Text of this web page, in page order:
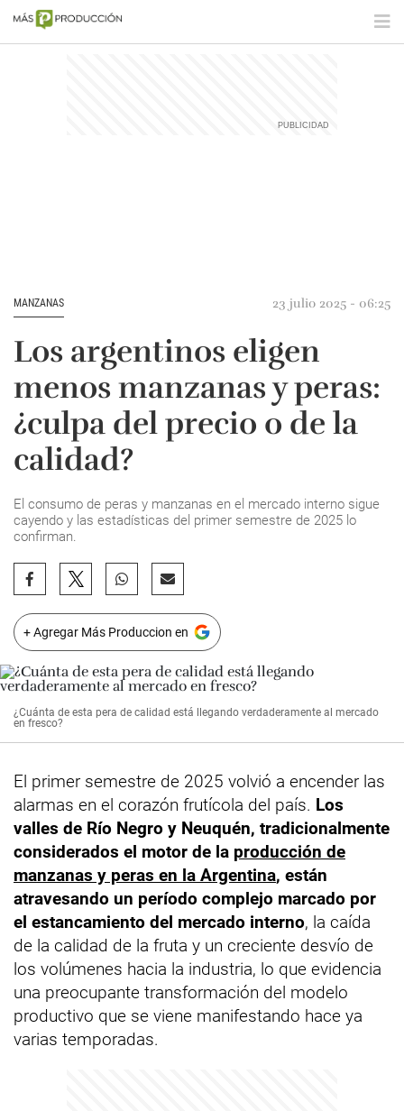
MANZANAS 23 julio 2025 - 06:25
Los argentinos eligen
menos manzanas y peras:
¿culpa del precio o de la
calidad?
El consumo de peras y manzanas en el mercado interno sigue
cayendo y las estadísticas del primer semestre de 2025 lo
confirman.
+ Agregar Más Produccion en
¿Cuánta de esta pera de calidad está llegando verdaderamente al mercado
en fresco?
El primer semestre de 2025 volvió a encender las
alarmas en el corazón frutícola del país. Los
valles de Río Negro y Neuquén, tradicionalmente
considerados el motor de la producción de
manzanas y peras en la Argentina, están
atravesando un período complejo marcado por
el estancamiento del mercado interno, la caída
de la calidad de la fruta y un creciente desvío de
los volúmenes hacia la industria, lo que evidencia
una preocupante transformación del modelo
productivo que se viene manifestando hace ya
varias temporadas.